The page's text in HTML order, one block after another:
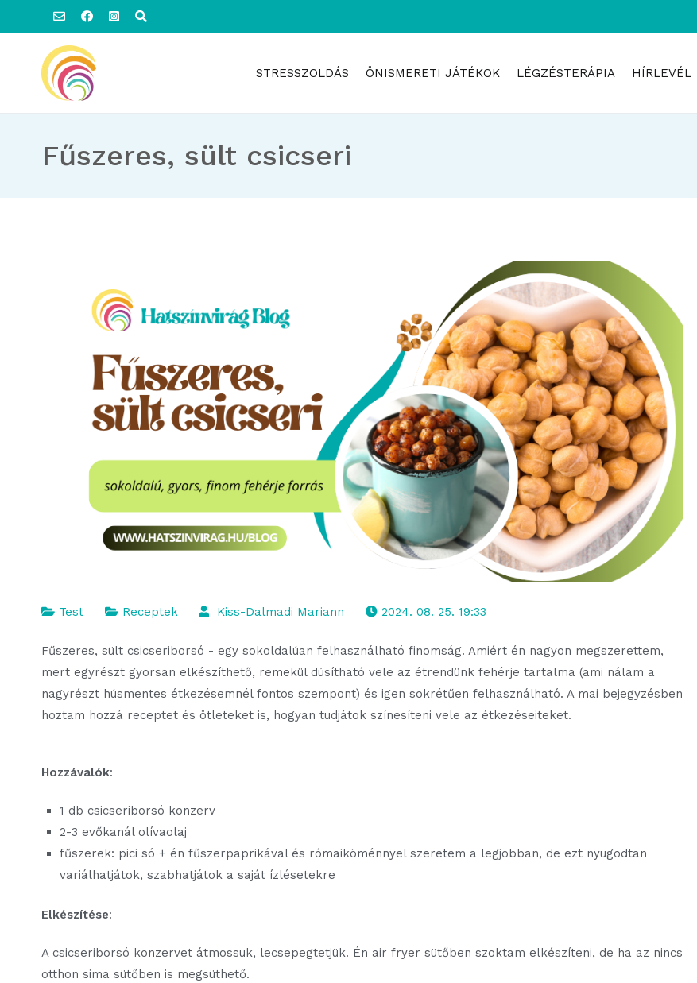
a
tartalomhoz
STRESSZOLDÁS ÖNISMERETI JÁTÉKOK LÉGZÉSTERÁPIA HÍRLEVÉL
Fűszeres, sült csicseri
Test Receptek Kiss-Dalmadi Mariann 2024. 08. 25. 19:33
Fűszeres, sült csicseriborsó - egy sokoldalúan felhasználható finomság. Amiért én nagyon megszerettem,
mert egyrészt gyorsan elkészíthető, remekül dúsítható vele az étrendünk fehérje tartalma (ami nálam a
nagyrészt húsmentes étkezésemnél fontos szempont) és igen sokrétűen felhasználható. A mai bejegyzésben
hoztam hozzá receptet és ötleteket is, hogyan tudjátok színesíteni vele az étkezéseiteket.
Hozzávalók:
1 db csicseriborsó konzerv
2-3 evőkanál olívaolaj
fűszerek: pici só + én fűszerpaprikával és rómaiköménnyel szeretem a legjobban, de ezt nyugodtan
variálhatjátok, szabhatjátok a saját ízlésetekre
Elkészítése:
A csicseriborsó konzervet átmossuk, lecsepegtetjük. Én air fryer sütőben szoktam elkészíteni, de ha az nincs
otthon sima sütőben is megsüthető.